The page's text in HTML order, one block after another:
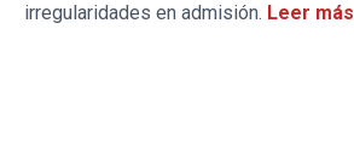
irregularidades en admisión. Leer más